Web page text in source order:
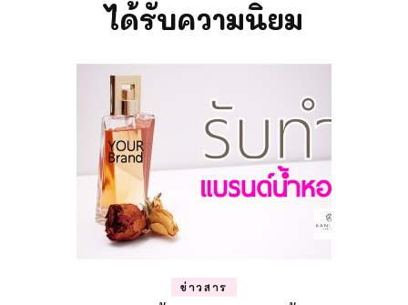
ได้รับความนิยม
ข่าวสาร